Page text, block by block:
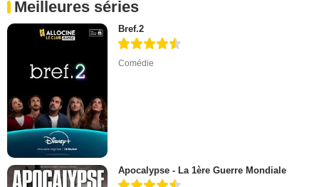
Meilleures séries
Bref.2
Comédie
Apocalypse - La 1ère Guerre Mondiale